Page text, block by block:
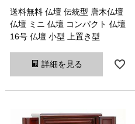
送料無料 仏壇 伝統型 唐木仏壇
仏壇 ミニ 仏壇 コンパクト 仏壇
16号 仏壇 小型 上置き型
詳細を見る